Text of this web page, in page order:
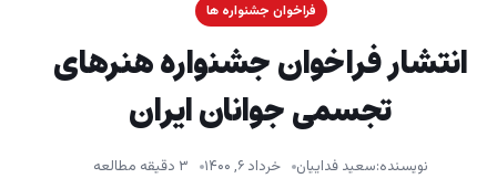
فراخوان جشنواره ها
انتشار فراخوان جشنواره هنرهای
تجسمی جوانان ایران
نویسنده:سعید فداییان خرداد ۶, ۱۴۰۰ ۳ دقیقه مطالعه